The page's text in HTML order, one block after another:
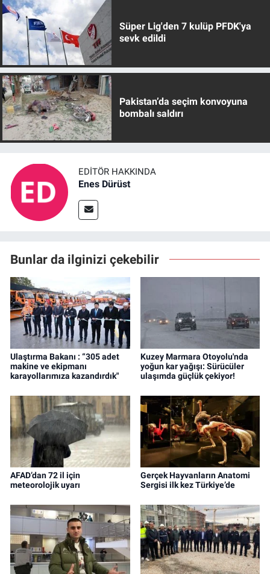
Süper Lig'den 7 kulüp PFDK'ya
sevk edildi
Pakistan’da seçim konvoyuna
bombalı saldırı
EDITÖR HAKKINDA
Enes Dürüst
Bunlar da ilginizi çekebilir
Ulaştırma Bakanı : “305 adet
makine ve ekipmanı
karayollarımıza kazandırdık"
Kuzey Marmara Otoyolu'nda
yoğun kar yağışı: Sürücüler
ulaşımda güçlük çekiyor!
AFAD’dan 72 il için
meteorolojik uyarı
Gerçek Hayvanların Anatomi
Sergisi ilk kez Türkiye’de